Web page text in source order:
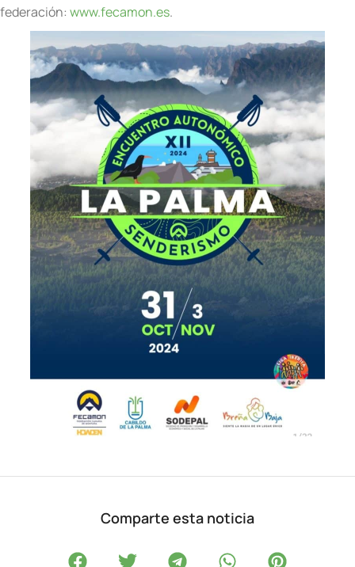
federación: www.fecamon.es.
Comparte esta noticia